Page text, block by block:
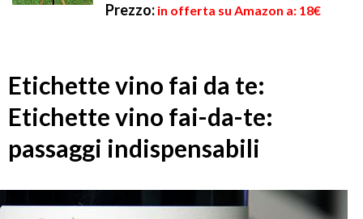
Prezzo: in offerta su Amazon a: 18€
Etichette vino fai da te:
Etichette vino fai-da-te:
passaggi indispensabili